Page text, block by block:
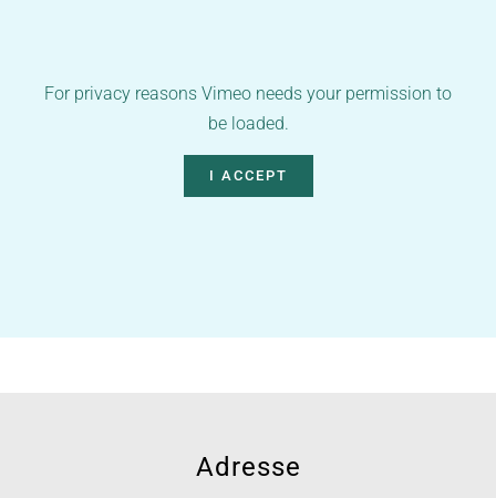
For privacy reasons Vimeo needs your permission to
be loaded.
I ACCEPT
Adresse